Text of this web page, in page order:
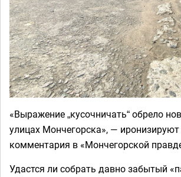
«Выражение „кусочничать“ обрело
улицах Мончегорска», —
комментария в «Мончегорской
Удастся ли собрать давно забытый